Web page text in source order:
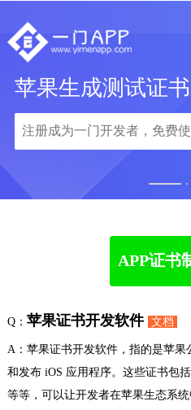
苹果生成测试证书
APP证书
Q： 苹果证书开发软件 文档
A：苹果证书开发软件，指的是苹
和发布 iOS 应用程序。这些证书包
等等，可以让开发者在苹果生态系